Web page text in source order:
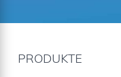
PRODUKTE